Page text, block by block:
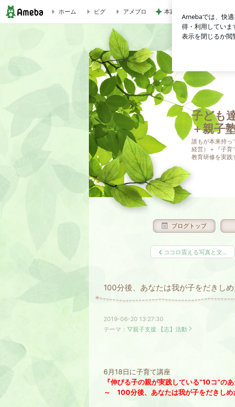
100分後、あなたは我が子をだきしめたくなる（子育て講座への
ホーム ピグ アメブロ 本家と比較しても変わらな
子ども
＋親子
誰もが本来持
経営）＋『子育
教育研修を実
ブログトップ
ココロ震える写真と文…
100分後、あなたは我が子をだきし
2019-06-20 13:27:30
テーマ： ▽親子支援 【志】活動
6月18日に子育て講座
『伸びる子の親が実践している‟10コ”のあ
～ 100分後、あなたは我が子をだきしめ